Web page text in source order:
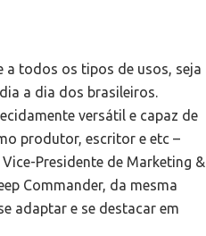
a todos os tipos de usos, seja
a dia dos brasileiros.
versátil e capaz de
produtor, escritor e etc –
Presidente de Marketing &
Commander, da mesma
adaptar e se destacar em